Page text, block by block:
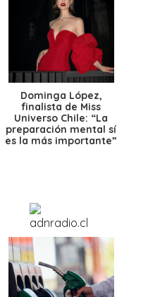
Dominga López,
finalista de Miss
Universo Chile: “La
preparación mental sí
es la más importante”